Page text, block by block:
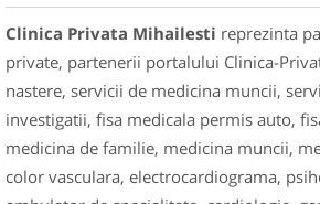
Clinica Privata Mihailesti reprezinta
private, partenerii portalului Clinica-
nastere, servicii de medicina muncii,
investigatii, fisa medicala permis auto,
medicina de familie, medicina muncii,
color vasculara, electrocardiograma,